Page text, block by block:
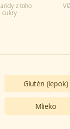
z toho
cukry
Glutén (lepok)
Mlieko